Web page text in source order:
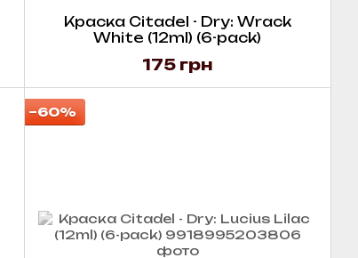
Краска Citadel - Dry: Wrack
White (12ml) (6-pack)
175 грн
−60%